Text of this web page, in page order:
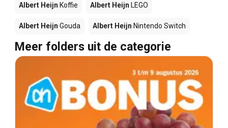
Albert Heijn Koffie Albert Heijn LEGO
Albert Heijn Gouda Albert Heijn Nintendo Switch
Meer folders uit de categorie